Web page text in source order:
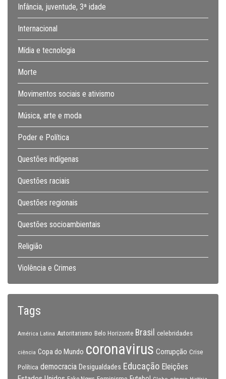
Infância, juventude, 3ª idade
Internacional
Mídia e tecnologia
Morte
Movimentos sociais e ativismo
Música, arte e moda
Poder e Política
Questões indígenas
Questões raciais
Questões regionais
Questões socioambientais
Religião
Violência e Crimes
Tags
América Latina Autoritarismo Belo Horizonte Brasil celebridades
ciência Copa do Mundo coronavirus Corrupção Crise
Política democracia Desigualdades Educação Eleições